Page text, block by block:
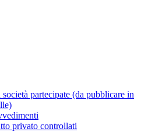
partecipate (da pubblicare in
privato controllati